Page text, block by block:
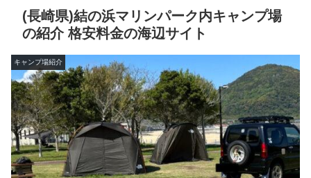
(長崎県)結の浜マリンパーク内キャンプ場
の紹介 格安料金の海辺サイト
キャンプ場紹介